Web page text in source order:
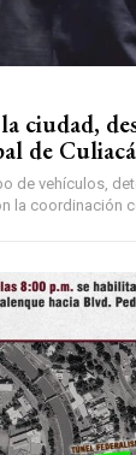
ciudad,
de
de vehículos,
la coordinación